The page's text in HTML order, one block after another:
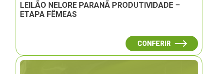
LEILÃO NELORE PARANÃ PRODUTIVIDADE –
ETAPA FÊMEAS
CONFERIR